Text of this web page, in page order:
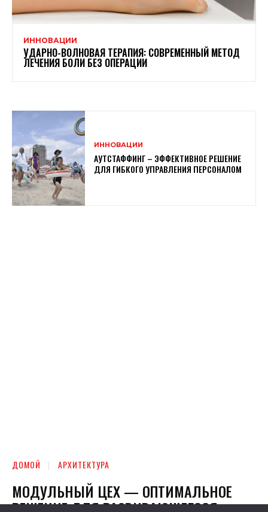
ИННОВАЦИИ
УДАРНО-ВОЛНОВАЯ ТЕРАПИЯ: СОВРЕМЕННЫЙ МЕТОД
ЛЕЧЕНИЯ БОЛИ БЕЗ ОПЕРАЦИИ
ИННОВАЦИИ
АУТСТАФФИНГ – ЭФФЕКТИВНОЕ РЕШЕНИЕ
ДЛЯ ГИБКОГО УПРАВЛЕНИЯ ПЕРСОНАЛОМ